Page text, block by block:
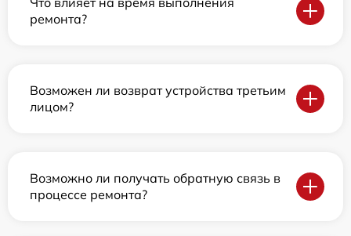
ремонта?
Возможен ли возврат устройства третьим
лицом?
Возможно ли получать обратную связь в
процессе ремонта?